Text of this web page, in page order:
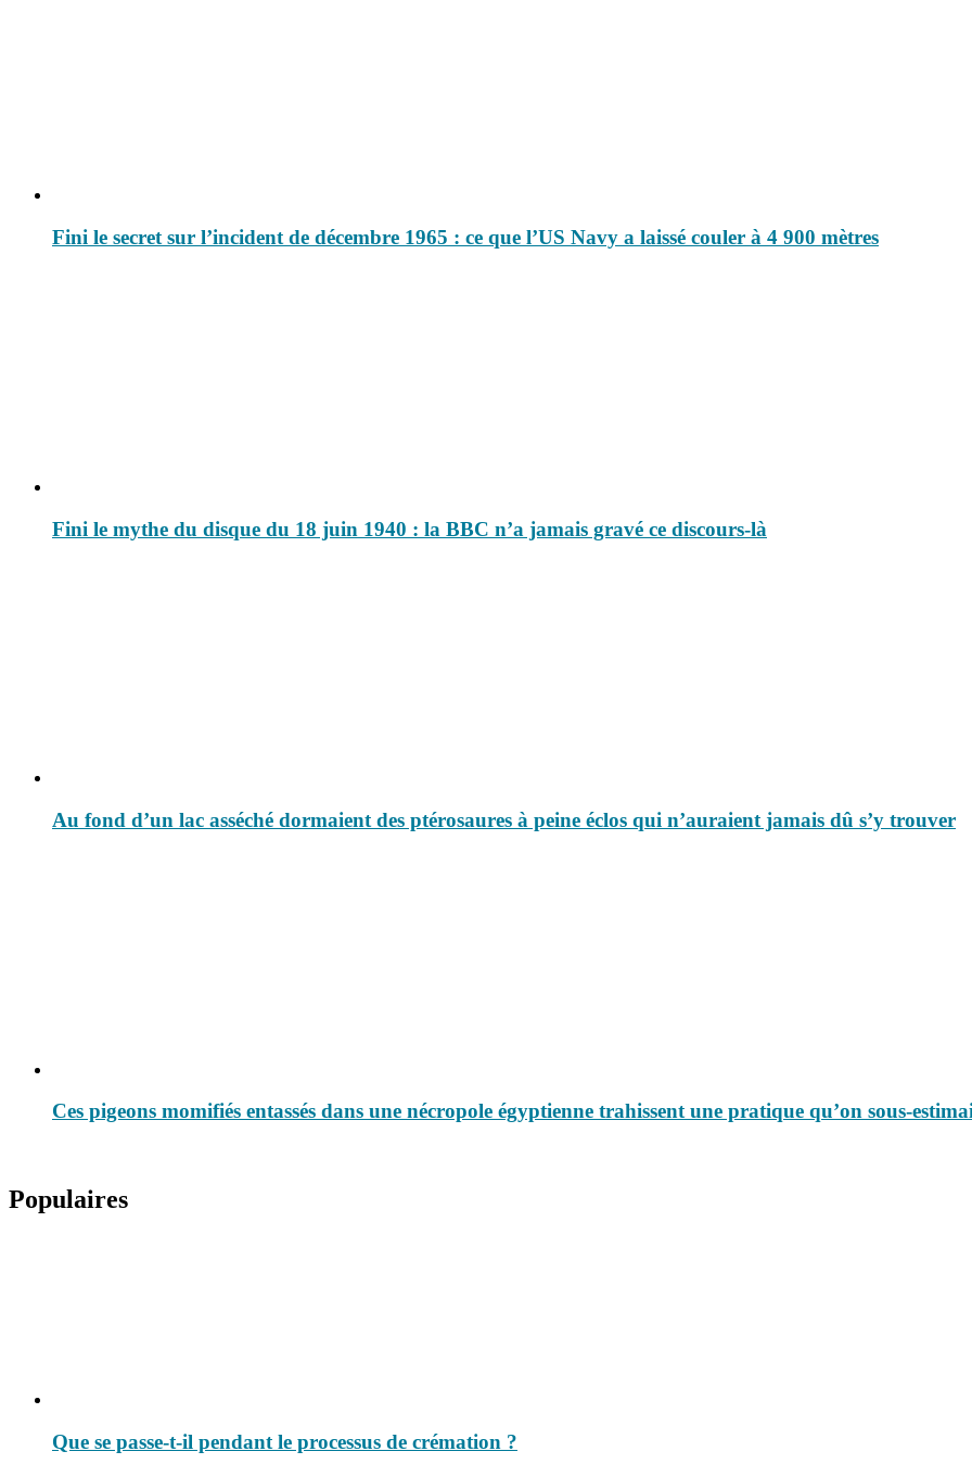
Fini le secret sur l’incident de décembre 1965 : ce que l’US Navy a laissé couler à 4 900 mètres
Fini le mythe du disque du 18 juin 1940 : la BBC n’a jamais gravé ce discours-là
Au fond d’un lac asséché dormaient des ptérosaures à peine éclos qui n’auraient jamais dû s’y trouver
Ces pigeons momifiés entassés dans une nécropole égyptienne trahissent une pratique qu’on sous-
Populaires
Que se passe-t-il pendant le processus de crémation ?